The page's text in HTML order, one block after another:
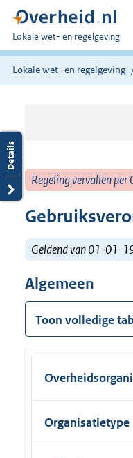
U
bent
hier:
Lokale wet- en regelgeving
Lokale wet- en regelgeving
Regeling vervallen
Geldend van 01-01-
Algemeen
Toon volledige
Organisatietype